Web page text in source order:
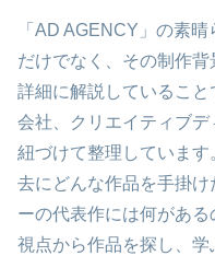
「AD AGENCY」の素
だけでなく、その制作
詳細に解説しているこ
会社、クリエイティブ
紐づけて整理していま
去にどんな作品を手掛
ーの代表作には何があ
視点から作品を探し、学